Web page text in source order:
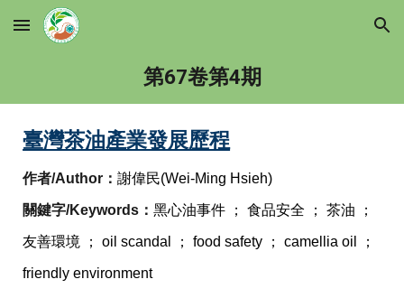
Skip to main content Skip to navigation
第67卷第4期
臺灣茶油產業發展歷程
作者/Author：謝偉民(Wei-Ming Hsieh)
關鍵字/Keywords：黑心油事件 ； 食品安全 ； 茶油 ；
友善環境 ； oil scandal ； food safety ； camellia oil ；
friendly environment